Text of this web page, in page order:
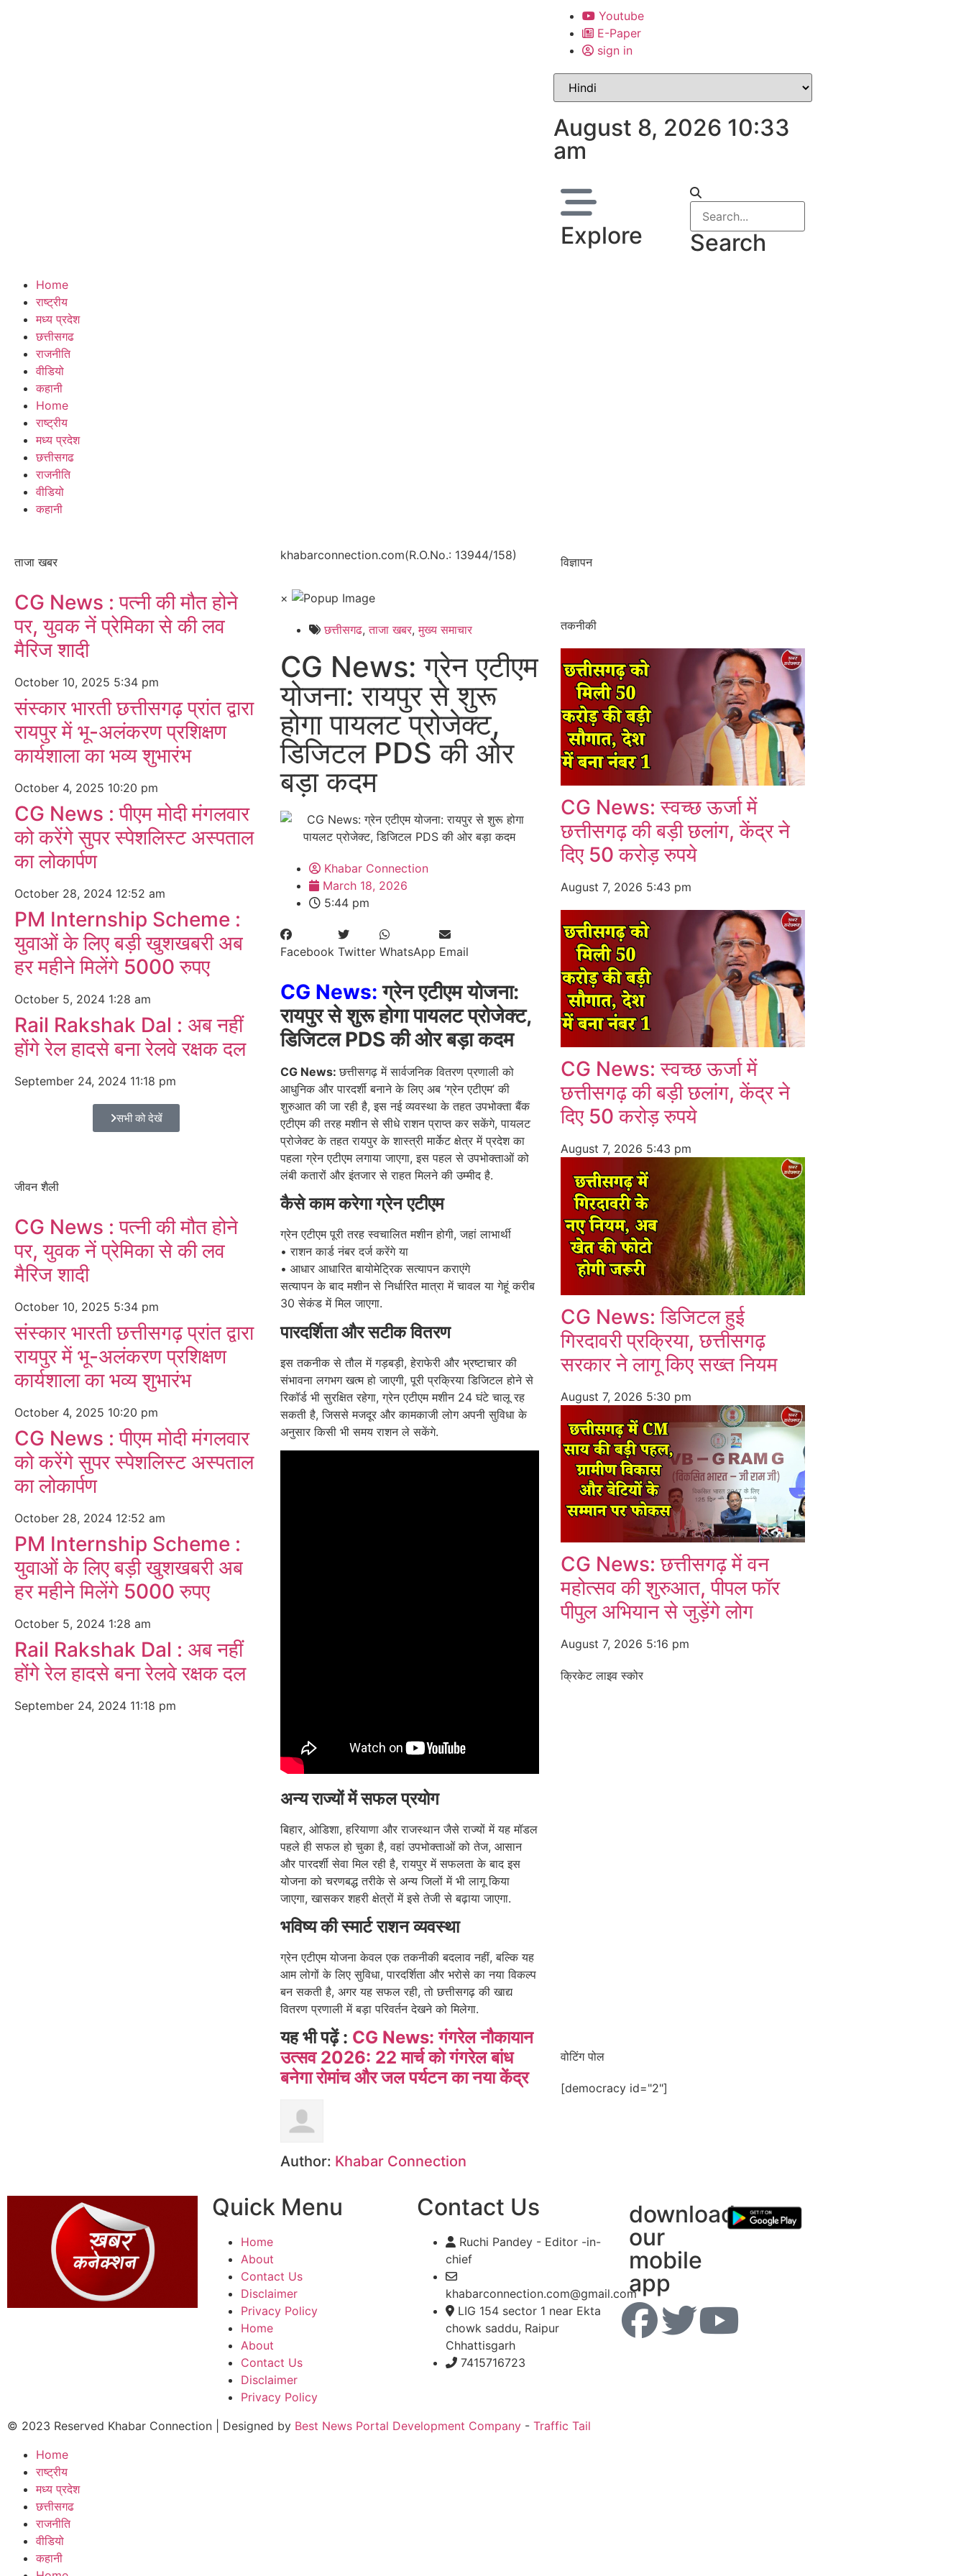
Youtube
E-Paper
sign in
August 8, 2026 10:33
am
Explore Search
Home
राष्ट्रीय
मध्य प्रदेश
छत्तीसगढ
राजनीति
वीडियो
कहानी
Home
राष्ट्रीय
मध्य प्रदेश
छत्तीसगढ
राजनीति
वीडियो
कहानी
ताजा खबर
CG News : पत्नी की मौत होने
पर, युवक नें प्रेमिका से की लव
मैरिज शादी
October 10, 2025 5:34 pm
संस्कार भारती छत्तीसगढ़ प्रांत द्वारा
रायपुर में भू-अलंकरण प्रशिक्षण
कार्यशाला का भव्य शुभारंभ
October 4, 2025 10:20 pm
CG News : पीएम मोदी मंगलवार
को करेंगे सुपर स्पेशलिस्ट अस्पताल
का लोकार्पण
October 28, 2024 12:52 am
PM Internship Scheme :
युवाओं के लिए बड़ी खुशखबरी अब
हर महीने मिलेंगे 5000 रुपए
October 5, 2024 1:28 am
Rail Rakshak Dal : अब नहीं
होंगे रेल हादसे बना रेलवे रक्षक दल
September 24, 2024 11:18 pm
सभी को देखें
जीवन शैली
CG News : पत्नी की मौत होने
पर, युवक नें प्रेमिका से की लव
मैरिज शादी
October 10, 2025 5:34 pm
संस्कार भारती छत्तीसगढ़ प्रांत द्वारा
रायपुर में भू-अलंकरण प्रशिक्षण
कार्यशाला का भव्य शुभारंभ
October 4, 2025 10:20 pm
CG News : पीएम मोदी मंगलवार
को करेंगे सुपर स्पेशलिस्ट अस्पताल
का लोकार्पण
October 28, 2024 12:52 am
PM Internship Scheme :
युवाओं के लिए बड़ी खुशखबरी अब
हर महीने मिलेंगे 5000 रुपए
October 5, 2024 1:28 am
Rail Rakshak Dal : अब नहीं
होंगे रेल हादसे बना रेलवे रक्षक दल
September 24, 2024 11:18 pm
khabarconnection.com(R.O.No.: 13944/158)
×
छत्तीसगढ,ताजा खबर,मुख्य समाचार​
CG News: ग्रेन एटीएम
योजना: रायपुर से शुरू
होगा पायलट प्रोजेक्ट,
डिजिटल PDS की ओर
बड़ा कदम
Khabar Connection
March 18, 2026
5:44 pm
Facebook Twitter WhatsApp Email
CG News:ग्रेन एटीएम योजना:
रायपुर से शुरू होगा पायलट प्रोजेक्ट,
डिजिटल PDS की ओर बड़ा कदम
CG News:छत्तीसगढ़ में सार्वजनिक वितरण प्रणाली को
आधुनिक और पारदर्शी बनाने के लिए अब ‘ग्रेन एटीएम’ की
शुरुआत की जा रही है, इस नई व्यवस्था के तहत उपभोक्ता बैंक
एटीएम की तरह मशीन से सीधे राशन प्राप्त कर सकेंगे, पायलट
प्रोजेक्ट के तहत रायपुर के शास्त्री मार्केट क्षेत्र में प्रदेश का
पहला ग्रेन एटीएम लगाया जाएगा, इस पहल से उपभोक्ताओं को
लंबी कतारों और इंतजार से राहत मिलने की उम्मीद है.
कैसे काम करेगा ग्रेन एटीएम
ग्रेन एटीएम पूरी तरह स्वचालित मशीन होगी, जहां लाभार्थी
• राशन कार्ड नंबर दर्ज करेंगे या
• आधार आधारित बायोमेट्रिक सत्यापन कराएंगे
सत्यापन के बाद मशीन से निर्धारित मात्रा में चावल या गेहूं करीब
30 सेकंड में मिल जाएगा.
पारदर्शिता और सटीक वितरण
इस तकनीक से तौल में गड़बड़ी, हेराफेरी और भ्रष्टाचार की
संभावना लगभग खत्म हो जाएगी, पूरी प्रक्रिया डिजिटल होने से
रिकॉर्ड भी सुरक्षित रहेगा, ग्रेन एटीएम मशीन 24 घंटे चालू रह
सकती है, जिससे मजदूर और कामकाजी लोग अपनी सुविधा के
अनुसार किसी भी समय राशन ले सकेंगे.
अन्य राज्यों में सफल प्रयोग
बिहार, ओडिशा, हरियाणा और राजस्थान जैसे राज्यों में यह मॉडल
पहले ही सफल हो चुका है, वहां उपभोक्ताओं को तेज, आसान
और पारदर्शी सेवा मिल रही है, रायपुर में सफलता के बाद इस
योजना को चरणबद्ध तरीके से अन्य जिलों में भी लागू किया
जाएगा, खासकर शहरी क्षेत्रों में इसे तेजी से बढ़ाया जाएगा.
भविष्य की स्मार्ट राशन व्यवस्था
ग्रेन एटीएम योजना केवल एक तकनीकी बदलाव नहीं, बल्कि यह
आम लोगों के लिए सुविधा, पारदर्शिता और भरोसे का नया विकल्प
बन सकती है, अगर यह सफल रही, तो छत्तीसगढ़ की खाद्य
वितरण प्रणाली में बड़ा परिवर्तन देखने को मिलेगा.
यह भी पढ़ें : CG News: गंगरेल नौकायान
उत्सव 2026: 22 मार्च को गंगरेल बांध
बनेगा रोमांच और जल पर्यटन का नया केंद्र
Author: Khabar Connection
विज्ञापन
तकनीकी
CG News: स्वच्छ ऊर्जा में
छत्तीसगढ़ की बड़ी छलांग, केंद्र ने
दिए 50 करोड़ रुपये
August 7, 2026 5:43 pm
CG News: स्वच्छ ऊर्जा में
छत्तीसगढ़ की बड़ी छलांग, केंद्र ने
दिए 50 करोड़ रुपये
August 7, 2026 5:43 pm
CG News: डिजिटल हुई
गिरदावरी प्रक्रिया, छत्तीसगढ़
सरकार ने लागू किए सख्त नियम
August 7, 2026 5:30 pm
CG News: छत्तीसगढ़ में वन
महोत्सव की शुरुआत, पीपल फॉर
पीपुल अभियान से जुड़ेंगे लोग
August 7, 2026 5:16 pm
क्रिकेट लाइव स्कोर
वोटिंग पोल
[democracy id="2"]
Quick Menu
Home
About
Contact Us
Disclaimer
Privacy Policy
Home
About
Contact Us
Disclaimer
Privacy Policy
Contact Us
Ruchi Pandey - Editor -in-
chief
khabarconnection.com@gmail.com
LIG 154 sector 1 near Ekta
chowk saddu, Raipur
Chhattisgarh
7415716723
download
our
mobile
app
© 2023 Reserved Khabar Connection | Designed by Best News Portal Development Company - Traffic Tail
Home
राष्ट्रीय
मध्य प्रदेश
छत्तीसगढ
राजनीति
वीडियो
कहानी